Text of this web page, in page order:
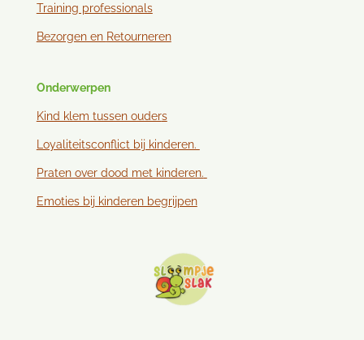
Training professionals
Bezorgen en Retourneren
Onderwerpen
Kind klem tussen ouders
Loyaliteitsconflict bij kinderen.
Praten over dood met kinderen.
Emoties bij kinderen begrijpen